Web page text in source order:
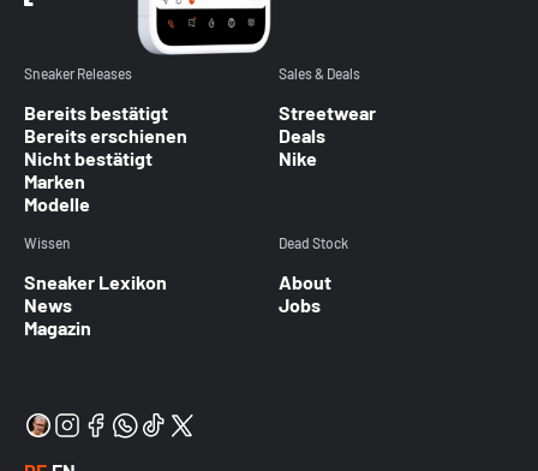
Sneaker Releases
Bereits bestätigt
Bereits erschienen
Nicht bestätigt
Marken
Modelle
Sales & Deals
Streetwear
Deals
Nike
Wissen
Sneaker Lexikon
News
Magazin
Dead Stock
About
Jobs